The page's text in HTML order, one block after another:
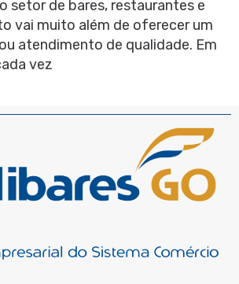
setor de bares, restaurantes e
vai muito além de oferecer um
atendimento de qualidade. Em
vez